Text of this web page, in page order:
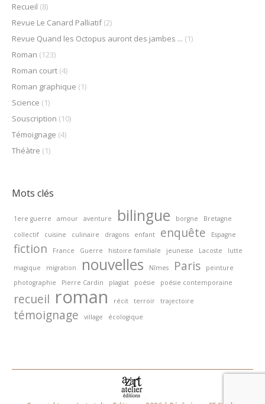
Recueil (8)
Revue Le Canard Palliatif (2)
Revue Quand les Octopus auront des jambes ... (1)
Roman (123)
Roman court (4)
Roman graphique (1)
Science (1)
Souscription (10)
Témoignage (4)
Théàtre (1)
Mots clés
1ere guerre amour aventure bilingue borgne
Bretagne
collectif
cuisine culinaire dragons enfant enquête Espagne
fiction France Guerre histoire familiale jeunesse Lacoste lutte
magique migration nouvelles Nîmes Paris
peinture
photographie
Pierre Cardin plagiat poésie poésie contemporaine
recueil roman récit terroir trajectoire
témoignage village écologique